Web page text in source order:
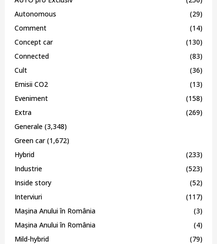
Autonomous
(29)
Comment
(14)
Concept car
(130)
Connected
(83)
Cult
(36)
Emisii CO2
(13)
Eveniment
(158)
Extra
(269)
Generale (3,348)
Green car(1,672)
Hybrid
(233)
Industrie
(523)
Inside story
(52)
Interviuri
(117)
Mașina Anului în România
(3)
Mașina Anului în România
(4)
Mild-hybrid
(79)